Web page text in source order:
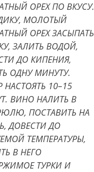
ОРЕХ ПО ВКУСУ.
МОЛОТЫЙ
ОРЕХ ЗАСЫПАТЬ
ЗАЛИТЬ ВОДОЙ,
ДО КИПЕНИЯ,
ОДНУ МИНУТУ.
НАСТОЯТЬ 10–15
ВИНО НАЛИТЬ В
ПОСТАВИТЬ НА
ДОВЕСТИ ДО
ТЕМПЕРАТУРЫ,
В НЕГО
ТУРКИ И